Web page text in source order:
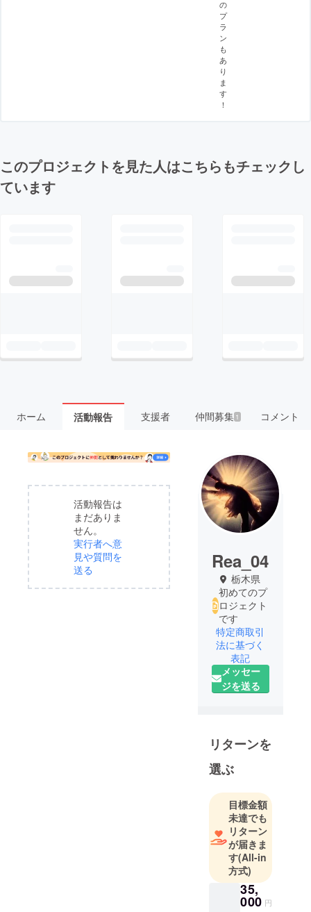
の
プ
ラ
ン
も
あ
り
ま
す
！
このプロジェクトを見た人はこちらもチェックし
ています
ホーム 活動報告 支援者 仲間募集 1 コメント
活動報告は
まだありま
せん。
実行者へ意
見や質問を
送る
Rea_04
栃木県
初めてのプ
ロジェクト
です
特定商取引
法に基づく
表記
メッセー
ジを送る
リターンを
選ぶ
目標金額
未達でも
リターン
が届きま
す(All-in
方式)
35,
000 円